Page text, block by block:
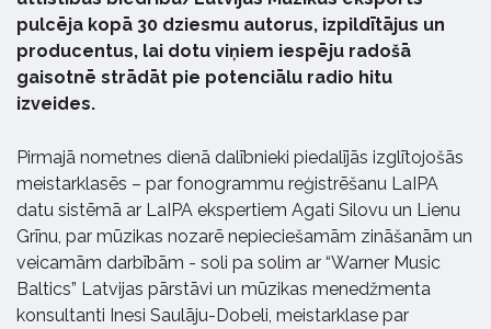
pulcēja kopā 30 dziesmu autorus, izpildītājus un
producentus, lai dotu viņiem iespēju radošā
gaisotnē strādāt pie potenciālu radio hitu
izveides.
Pirmajā nometnes dienā dalībnieki piedalījās izglītojošās
meistarklasēs – par fonogrammu reģistrēšanu LaIPA
datu sistēmā ar LaIPA ekspertiem Agati Silovu un Lienu
Grīnu, par mūzikas nozarē nepieciešamām zināšanām un
veicamām darbībām - soli pa solim ar “Warner Music
Baltics” Latvijas pārstāvi un mūzikas menedžmenta
konsultanti Inesi Saulāju-Dobeli, meistarklase par